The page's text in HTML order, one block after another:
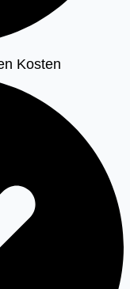
Kosten